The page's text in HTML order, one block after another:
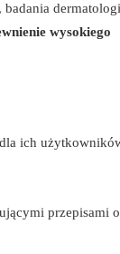
wysokiego
ich
przepisami